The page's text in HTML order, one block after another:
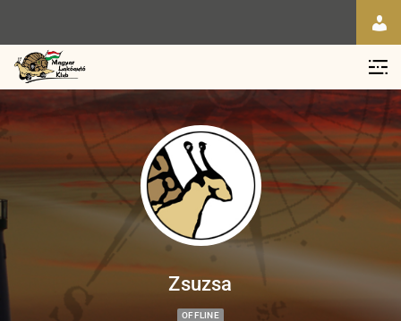
Zsuzsa
OFFLINE